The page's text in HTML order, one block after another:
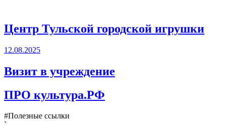
Центр Тульской городской игрушки
12.08.2025
Визит в учреждение
ПРО культура.РФ
#Полезные ссылки
`